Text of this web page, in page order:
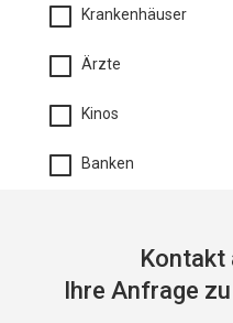
Krankenhäuser
Ärzte
Kinos
Banken
Kontakt
Ihre Anfrage